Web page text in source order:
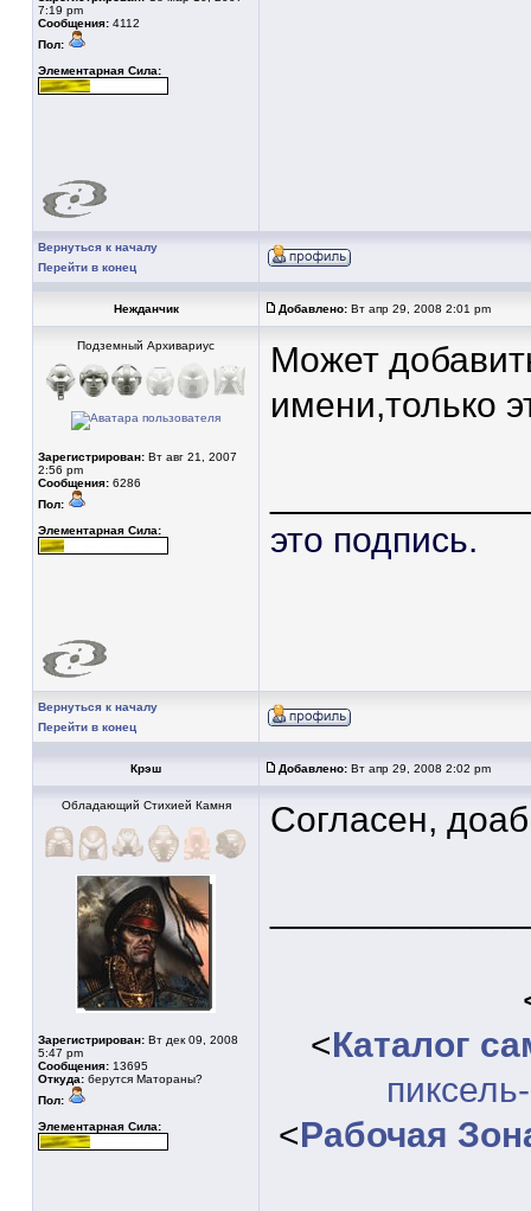
7:19 pm
Сообщения: 4112
Пол:
Элементарная Сила:
Вернуться к началу
Перейти в конец
Нежданчик Добавлено: Вт апр 29, 2008 2:01 pm
Подземный Архивариус
Зарегистрирован: Вт авг 21, 2007
2:56 pm
Сообщения: 6286
Пол:
Элементарная Сила:
Может
имени,только
это подпись.
Вернуться к началу
Перейти в конец
Крэш Добавлено: Вт апр 29, 2008 2:02 pm
Обладающий Стихией Камня
Зарегистрирован: Вт дек 09, 2008
5:47 pm
Сообщения: 13695
Откуда: берутся Матораны?
Пол:
Элементарная Сила:
Согласен,
<Каталог
<Рабочая